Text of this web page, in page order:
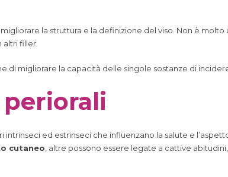
la struttura e la definizione del viso. Non è
altri filler.
di migliorare la capacità delle singole sostanze di
ed estrinseci che influenzano la salute e
cutaneo, altre possono essere legate a cattive